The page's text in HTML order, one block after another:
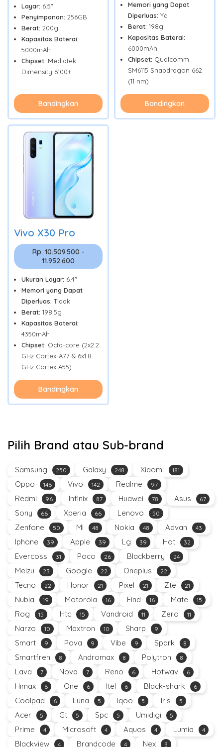
Layar: 6.5"
Penyimpanan: 256GB
Berat: 200g
Kapasitas Baterai:
5000mAh
Chipset: Mediatek
Dimensity 6100+
Bandingkan
Memori yang Dapat
Diperluas: Ya
Berat: 198g
Kapasitas Baterai:
6000mAh
Chipset: Qualcomm
SM6115 Snapdragon 662
(11 nm)
Bandingkan
Vivo X30 Pro
Rp. 10.509.500 -
11.952.600
Ukuran Layar: 6.4"
Memori yang Dapat
Diperluas: Tidak
Berat: 198.5g
Kapasitas Baterai:
4350mAh
Chipset: Octa-core (2x2.2
GHz Cortex-A77 & 6x1.8
GHz Cortex A55)
Bandingkan
Pilih Brand atau Sub-brand
Samsung 250 Galaxy 248 Xiaomi 181
Oppo 146 Vivo 142 Realme 97
Redmi 96 Infinix 87 Huawei 78 Asus 67
Sony 66 Xperia 66 Lenovo 50
Zenfone 50 Mi 48 Nokia 48 Advan 43
Iphone 39 Apple 39 Lg 39 Hot 32
Evercoss 31 Poco 26 Blackberry 24
Meizu 23 Google 22 Oneplus 22
Tecno 22 Honor 21 Pixel 21 Zte 21
Nubia 19 Motorola 16 Find 16 Mate 15
Rog 15 Htc 15 Vandroid 11 Zero 11
Narzo 10 Maxtron 10 Sharp 9
Smart 9 Pova 9 Vibe 9 Spark 8
Smartfren 8 Andromax 8 Polytron 8
Lava 7 Nova 7 Reno 6 Hotwav 6
Himax 6 One 6 Itel 6 Black-shark 6
Coolpad 6 Luna 5 Iqoo 5 Iris 5
Acer 5 Gt 5 Spc 5 Umidigi 5
Prime 4 Microsoft 4 Aquos 4 Lumia 4
Blackview 4 Brandcode 4 Nex 3